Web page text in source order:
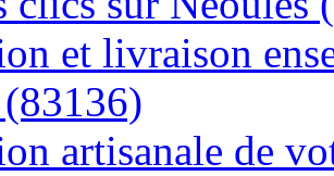
et livraison
artisanale de